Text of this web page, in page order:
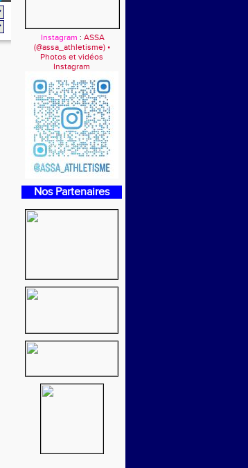
Instagram : ASSA
(@assa_athletisme) •
Photos et vidéos
Instagram
Nos Partenaires